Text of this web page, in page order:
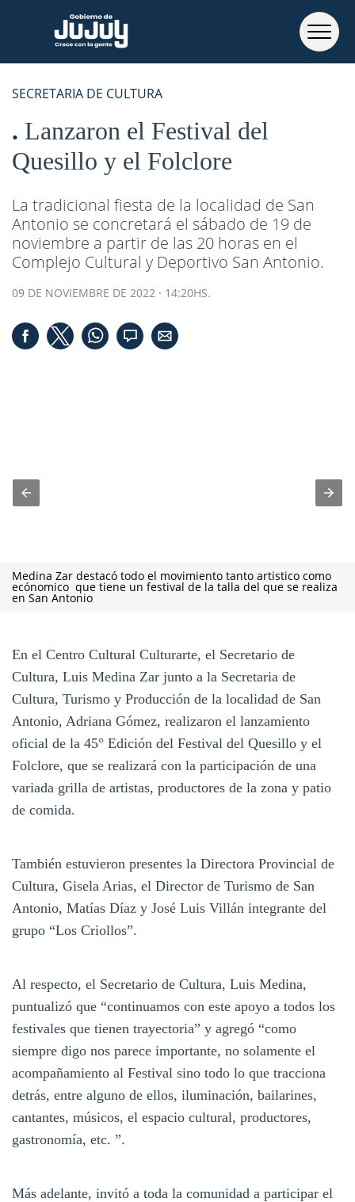
SECRETARIA DE CULTURA
Lanzaron el Festival del
Quesillo y el Folclore
La tradicional fiesta de la localidad de San
Antonio se concretará el sábado de 19 de
noviembre a partir de las 20 horas en el
Complejo Cultural y Deportivo San Antonio.
09 DE NOVIEMBRE DE 2022 · 14:20HS.
Medina Zar destacó todo el movimiento tanto artistico como
ecónomico que tiene un festival de la talla del que se realiza
en San Antonio
En el Centro Cultural Culturarte, el Secretario de
Cultura, Luis Medina Zar junto a la Secretaria de
Cultura, Turismo y Producción de la localidad de San
Antonio, Adriana Gómez, realizaron el lanzamiento
oficial de la 45° Edición del Festival del Quesillo y el
Folclore, que se realizará con la participación de una
variada grilla de artistas, productores de la zona y patio
de comida.
También estuvieron presentes la Directora Provincial de
Cultura, Gisela Arias, el Director de Turismo de San
Antonio, Matías Díaz y José Luis Villán integrante del
grupo “Los Criollos”.
Al respecto, el Secretario de Cultura, Luis Medina,
puntualizó que “continuamos con este apoyo a todos los
festivales que tienen trayectoria” y agregó “como
siempre digo nos parece importante, no solamente el
acompañamiento al Festival sino todo lo que tracciona
detrás, entre alguno de ellos, iluminación, bailarines,
cantantes, músicos, el espacio cultural, productores,
gastronomía, etc. ”.
Más adelante, invitó a toda la comunidad a participar el